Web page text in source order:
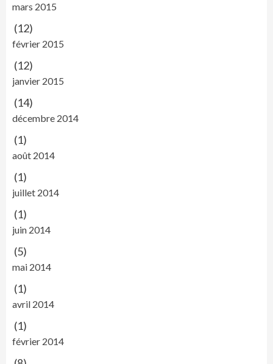
mars 2015
(12)
février 2015
(12)
janvier 2015
(14)
décembre 2014
(1)
août 2014
(1)
juillet 2014
(1)
juin 2014
(5)
mai 2014
(1)
avril 2014
(1)
février 2014